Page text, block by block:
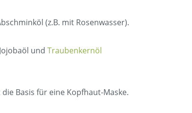
(z.B. mit Rosenwasser).
und Traubenkernöl
Basis für eine Kopfhaut-Maske.